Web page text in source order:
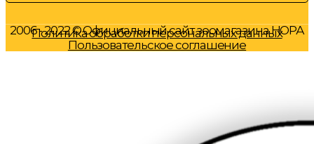
2006 - 2022 © Официальный сайт зоомагазина НОРА
Политика обработки персональных данных
Пользовательское соглашение